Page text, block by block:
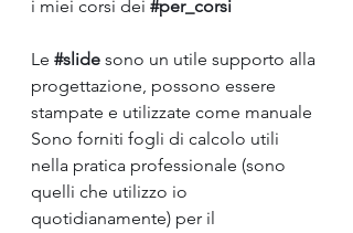
i miei corsi dei #per_corsi
Le #slide sono un utile supporto alla
progettazione, possono essere
stampate e utilizzate come manuale
Sono forniti fogli di calcolo utili
nella pratica professionale (sono
quelli che utilizzo io
quotidianamente) per il